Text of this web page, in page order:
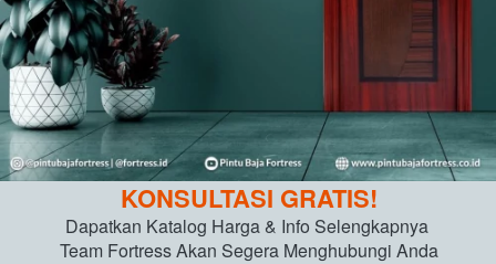
KONSULTASI GRATIS!
Dapatkan Katalog Harga & Info Selengkapnya
Team Fortress Akan Segera Menghubungi Anda